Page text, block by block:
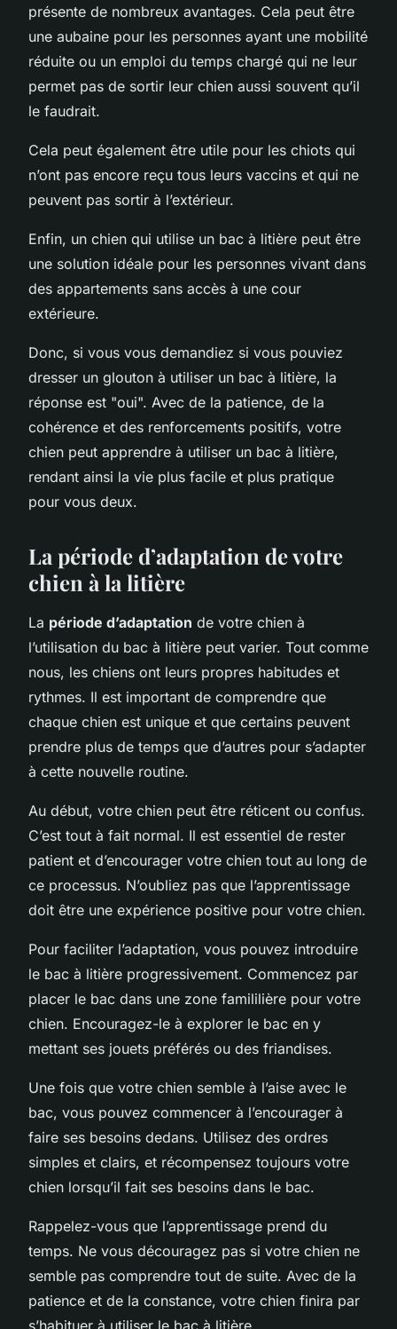
présente de nombreux avantages. Cela peut être
une aubaine pour les personnes ayant une mobilité
réduite ou un emploi du temps chargé qui ne leur
permet pas de sortir leur chien aussi souvent qu’il
le faudrait.
Cela peut également être utile pour les chiots qui
n’ont pas encore reçu tous leurs vaccins et qui ne
peuvent pas sortir à l’extérieur.
Enfin, un chien qui utilise un bac à litière peut être
une solution idéale pour les personnes vivant dans
des appartements sans accès à une cour
extérieure.
Donc, si vous vous demandiez si vous pouviez
dresser un glouton à utiliser un bac à litière, la
réponse est "oui". Avec de la patience, de la
cohérence et des renforcements positifs, votre
chien peut apprendre à utiliser un bac à litière,
rendant ainsi la vie plus facile et plus pratique
pour vous deux.
La période d’adaptation de votre
chien à la litière
La période d’adaptation de votre chien à
l’utilisation du bac à litière peut varier. Tout comme
nous, les chiens ont leurs propres habitudes et
rythmes. Il est important de comprendre que
chaque chien est unique et que certains peuvent
prendre plus de temps que d’autres pour s’adapter
à cette nouvelle routine.
Au début, votre chien peut être réticent ou confus.
C’est tout à fait normal. Il est essentiel de rester
patient et d’encourager votre chien tout au long de
ce processus. N’oubliez pas que l’apprentissage
doit être une expérience positive pour votre chien.
Pour faciliter l’adaptation, vous pouvez introduire
le bac à litière progressivement. Commencez par
placer le bac dans une zone famililière pour votre
chien. Encouragez-le à explorer le bac en y
mettant ses jouets préférés ou des friandises.
Une fois que votre chien semble à l’aise avec le
bac, vous pouvez commencer à l’encourager à
faire ses besoins dedans. Utilisez des ordres
simples et clairs, et récompensez toujours votre
chien lorsqu’il fait ses besoins dans le bac.
Rappelez-vous que l’apprentissage prend du
temps. Ne vous découragez pas si votre chien ne
semble pas comprendre tout de suite. Avec de la
patience et de la constance, votre chien finira par
s’habituer à utiliser le bac à litière.